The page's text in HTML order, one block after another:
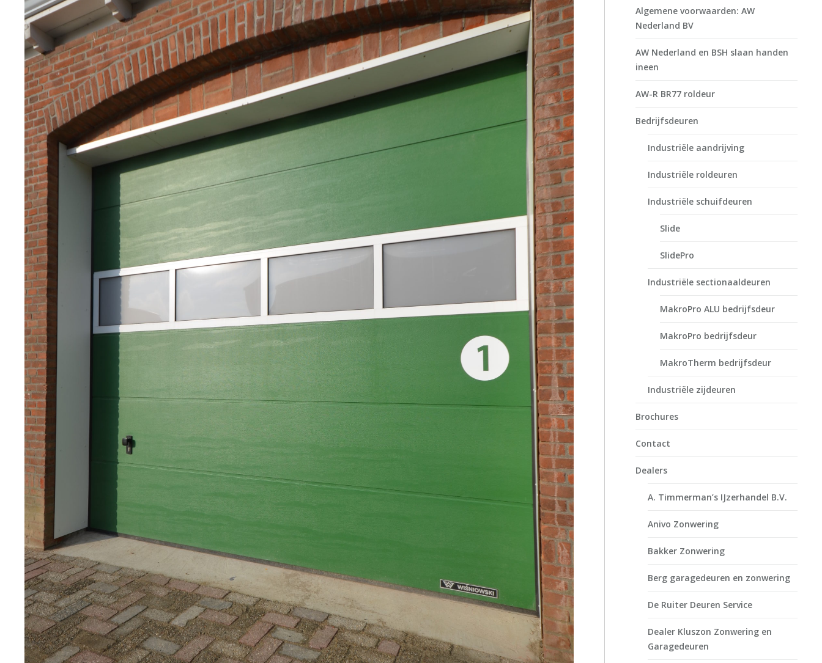
Algemene voorwaarden: AW
Nederland BV
AW Nederland en BSH slaan handen
ineen
AW-R BR77 roldeur
Bedrijfsdeuren
Industriële aandrijving
Industriële roldeuren
Industriële schuifdeuren
Slide
SlidePro
Industriële sectionaaldeuren
MakroPro ALU bedrijfsdeur
MakroPro bedrijfsdeur
MakroTherm bedrijfsdeur
Industriële zijdeuren
Brochures
Contact
Dealers
A. Timmerman’s IJzerhandel B.V.
Anivo Zonwering
Bakker Zonwering
Berg garagedeuren en zonwering
De Ruiter Deuren Service
Dealer Kluszon Zonwering en
Garagedeuren